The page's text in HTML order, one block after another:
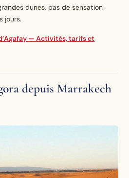
dunes, pas de sensation
jours.
— Activités, tarifs et
depuis Marrakech